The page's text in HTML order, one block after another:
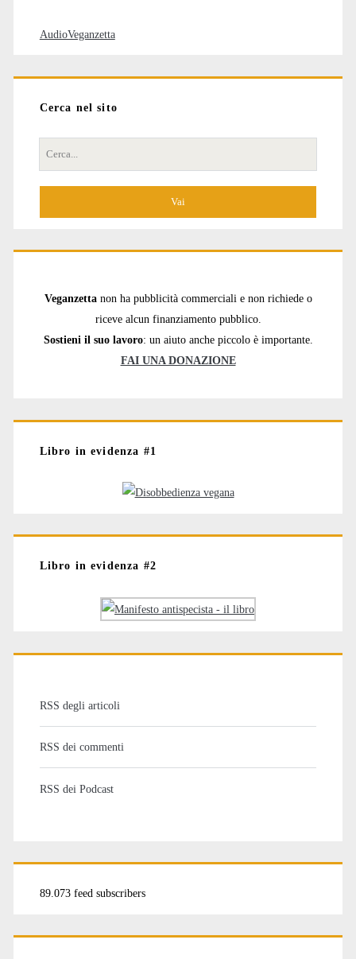
AudioVeganzetta
Cerca nel sito
Cerca
per:
Veganzetta non ha pubblicità commerciali e non richiede o
riceve alcun finanziamento pubblico.
Sostieni il suo lavoro: un aiuto anche piccolo è importante.
FAI UNA DONAZIONE
Libro in evidenza #1
Libro in evidenza #2
RSS degli articoli
RSS dei commenti
RSS dei Podcast
89.073 feed subscribers